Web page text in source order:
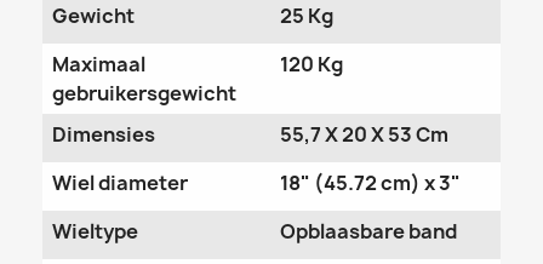
Gewicht
25 Kg
Maximaal
gebruikersgewicht
120 Kg
Dimensies
55,7 X 20 X 53 Cm
Wiel diameter
18" (45.72 cm) x 3"
Wieltype
Opblaasbare band